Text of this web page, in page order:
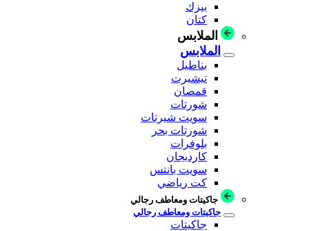
بيزك
كتان
الملابس
الملابس
بناطيل
تيشيرت
قمصان
شورتات
سويت شيرتات
شورتات بحر
بلوفرات
كارديجان
سويت بانتس
كت رياضي
جاكيتات ومعاطف رجالي
جاكيتات ومعاطف رجالي
جاكيتات